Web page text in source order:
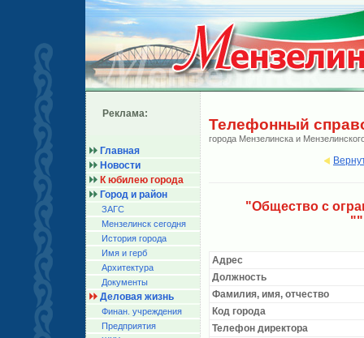
Реклама:
Главная
Новости
К юбилею города
Город и район
ЗАГС
Мензелинск сегодня
История города
Имя и герб
Архитектура
Документы
Деловая жизнь
Финан. учреждения
Предприятия
Телефонный
города Мензелинска и
"Общество с
Адрес
Должность
Фамилия, имя, отчество
Код города
Телефон директора